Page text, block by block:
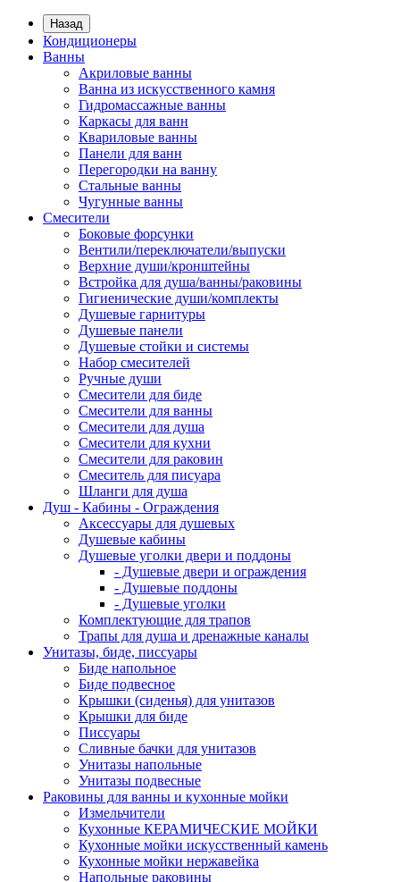
Назад
Кондиционеры
Ванны
Акриловые ванны
Ванна из искусственного камня
Гидромассажные ванны
Каркасы для ванн
Квариловые ванны
Панели для ванн
Перегородки на ванну
Стальные ванны
Чугунные ванны
Смесители
Боковые форсунки
Вентили/переключатели/выпуски
Верхние души/кронштейны
Встройка для душа/ванны/раковины
Гигиенические души/комплекты
Душевые гарнитуры
Душевые панели
Душевые стойки и системы
Набор смесителей
Ручные души
Смесители для биде
Смесители для ванны
Смесители для душа
Смесители для кухни
Смесители для раковин
Смеситель для писуара
Шланги для душа
Душ - Кабины - Ограждения
Аксессуары для душевых
Душевые кабины
Душевые уголки двери и поддоны
- Душевые двери и ограждения
- Душевые поддоны
- Душевые уголки
Комплектующие для трапов
Трапы для душа и дренажные каналы
Унитазы, биде, писсуары
Биде напольное
Биде подвесное
Крышки (сиденья) для унитазов
Крышки для биде
Писсуары
Сливные бачки для унитазов
Унитазы напольные
Унитазы подвесные
Раковины для ванны и кухонные мойки
Измельчители
Кухонные КЕРАМИЧЕСКИЕ МОЙКИ
Кухонные мойки искусственный камень
Кухонные мойки нержавейка
Напольные раковины